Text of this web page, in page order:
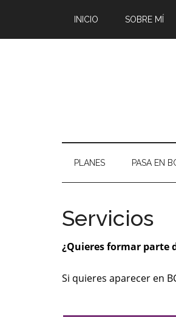
INICIO SOBRE MÍ
PLANES PASA EN
Servicios
¿Quieres formar parte
Si quieres aparecer en